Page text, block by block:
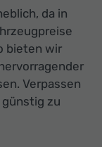
da in
bieten wir
Verpassen
günstig zu